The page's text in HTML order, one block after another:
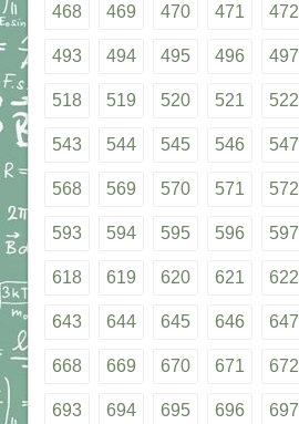
468 469 470 471 472
493 494 495 496 497
518 519 520 521 522
543 544 545 546 547
568 569 570 571 572
593 594 595 596 597
618 619 620 621 622
643 644 645 646 647
668 669 670 671 672
693 694 695 696 697